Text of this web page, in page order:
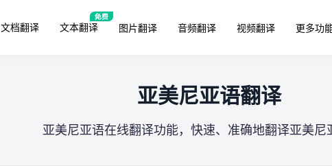
文档翻译 文本翻译 图片翻译 音频翻译 视频翻译 更多功
亚美尼亚语翻译
亚美尼亚语在线翻译功能，快速、准确地翻译亚美尼